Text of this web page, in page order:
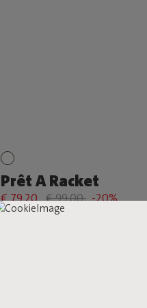
Prêt A Racket
€ 79,20 € 99,00 -20%